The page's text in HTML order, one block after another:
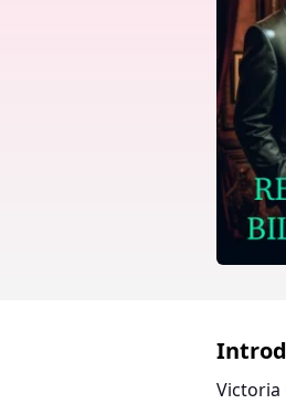
Victoria